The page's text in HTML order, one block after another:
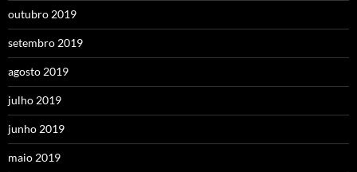
outubro 2019
setembro 2019
agosto 2019
julho 2019
junho 2019
maio 2019